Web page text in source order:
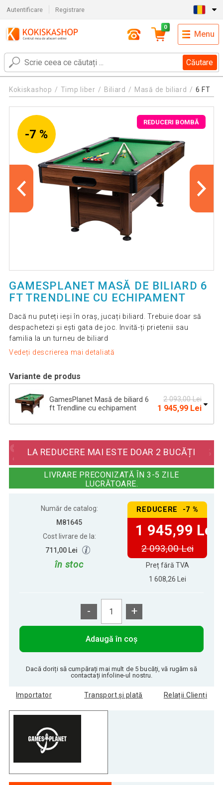
Autentificare Registrare
Căutare
0
Menu
Kokiskashop Timp liber Biliard Masă de biliard 6 FT
-7 %
REDUCERI BOMBĂ
GAMESPLANET MASĂ DE BILIARD 6
FT TRENDLINE CU ECHIPAMENT
Dacă nu puteți ieși în oraș, jucați biliard. Trebuie doar să
despachetezi și ești gata de joc. Invită-ți prietenii sau
familia la un turneu de biliard
Vedeți descrierea mai detaliată
Variante de produs
GamesPlanet Masă de biliard 6
ft Trendline cu echipament
2 093,00 Lei
1 945,99 Lei
echipament
Masă de biliard 6 ft - cu
echipament
2 197,77 Lei
Masă de biliard 6 ft - cu accesorii
2 093,00 Lei
1 945,99 Lei
LA REDUCERE MAI ESTE DOAR 2 BUCĂȚI
LIVRARE PRECONIZATĂ ÎN 3-5 ZILE
LUCRĂTOARE.
Număr de catalog:
M81645
Cost livrare de la:
711,00 Lei
în stoc
REDUCERE -7 %
1 945,99 Lei
2 093,00 Lei
Preț fără TVA
1 608,26 Lei
- +
Adaugă în coș
Dacă doriți să cumpărați mai mult de 5 bucăți, vă rugăm să
contactați infoline-ul nostru.
Importator Transport și plată Relații Clienți